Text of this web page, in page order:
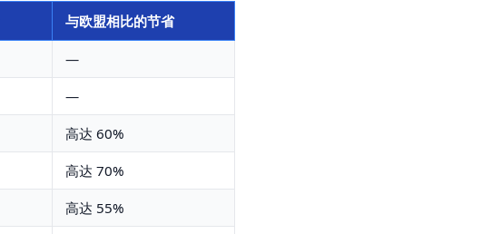
与欧盟相比的节省
—
—
高达 60%
高达 70%
高达 55%